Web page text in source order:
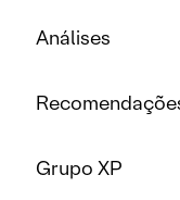
Análises
Grupo XP